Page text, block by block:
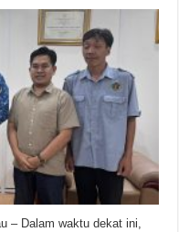
– Dalam waktu dekat ini,